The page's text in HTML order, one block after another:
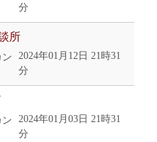
分
所
2024年01月12日 21時31
分
2024年01月03日 21時31
分